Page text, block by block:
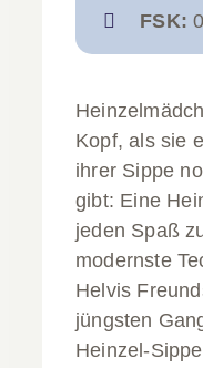
FSK:
Kopf, als sie
ihrer Sippe
gibt: Eine
jeden Spaß
modernste
Helvis
jüngsten
Heinzel-